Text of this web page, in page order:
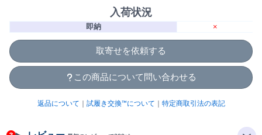
入荷状況
即納 ×
取寄せを依頼する
この商品について問い合わせる
返品について 試履き交換™について 特定商取引法の表記